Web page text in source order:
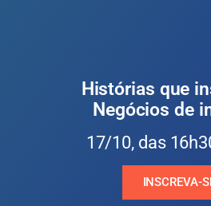
Histórias que
Negócios de
17/10, das
INSCREVA-